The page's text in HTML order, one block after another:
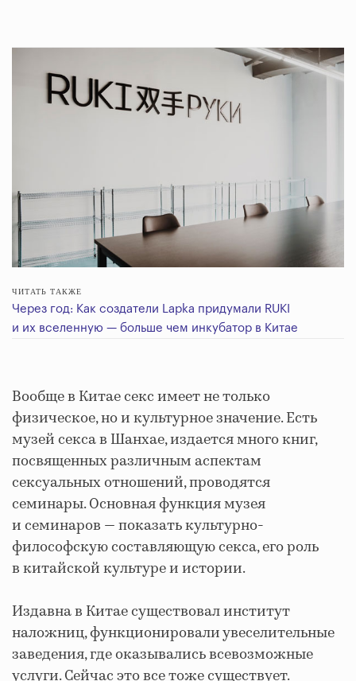
ЧИТАТЬ ТАКЖЕ
Через год: Как создатели Lapka придумали RUKI
и их вселенную — больше чем инкубатор в Китае
Вообще в Китае секс имеет не только
физическое, но и культурное значение. Есть
музей секса в Шанхае, издается много книг,
посвященных различным аспектам
сексуальных отношений, проводятся
семинары. Основная функция музея
и семинаров — показать культурно-
философскую составляющую секса, его роль
в китайской культуре и истории.
Издавна в Китае существовал институт
наложниц, функционировали увеселительные
заведения, где оказывались всевозможные
услуги. Сейчас это все тоже существует.